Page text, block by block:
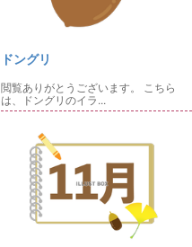
ドングリ
閲覧ありがとうございます。 こちら
は、ドングリのイラ...